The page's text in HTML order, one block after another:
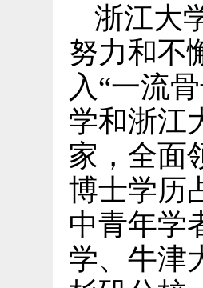
浙江大
努力和不
入“一流
学和浙江
家，全面
博士学历
中青年学
学、牛津